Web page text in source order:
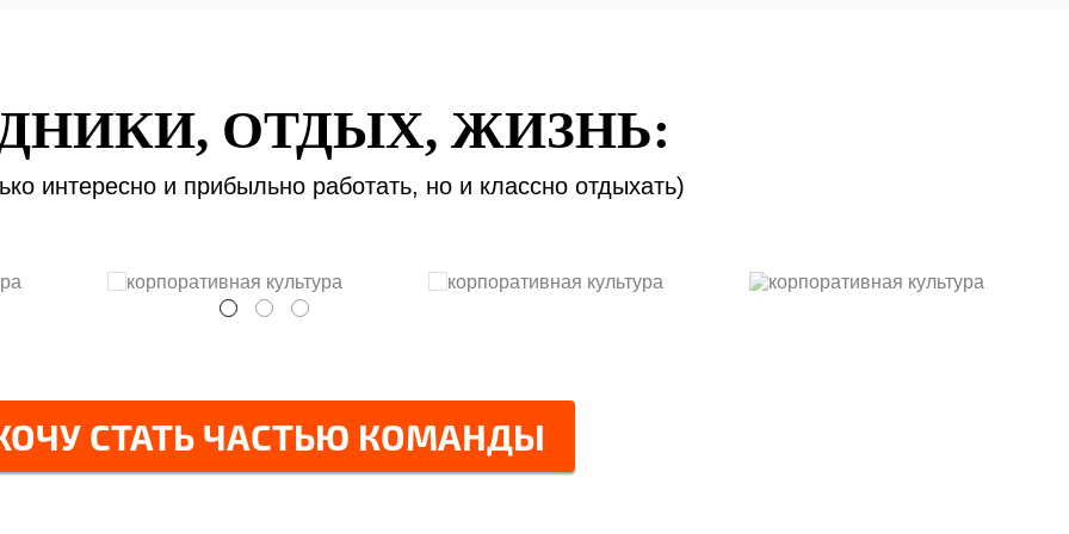
ОТДЫХ, ЖИЗНЬ:
интересно и прибыльно работать, но и классно отдыхать)
СТАТЬ ЧАСТЬЮ КОМАНДЫ